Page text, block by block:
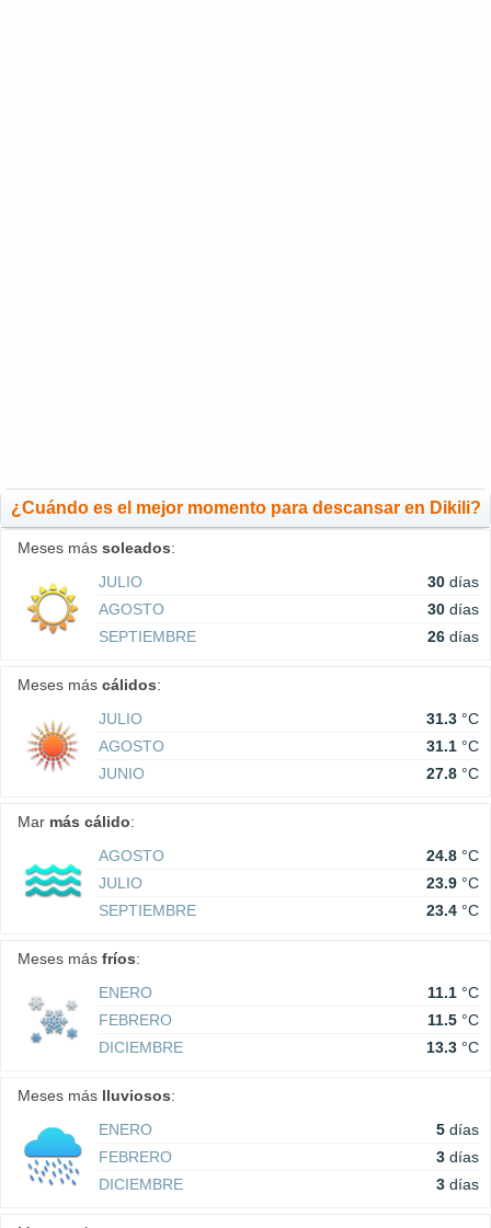
¿Cuándo es el mejor momento para descansar en Dikili?
Meses más soleados:
JULIO
30 días
AGOSTO
30 días
SEPTIEMBRE
26 días
Meses más cálidos:
JULIO
31.3 °C
AGOSTO
31.1 °C
JUNIO
27.8 °C
Mar más cálido:
AGOSTO
24.8 °C
JULIO
23.9 °C
SEPTIEMBRE
23.4 °C
Meses más fríos:
ENERO
11.1 °C
FEBRERO
11.5 °C
DICIEMBRE
13.3 °C
Meses más lluviosos:
ENERO
5 días
FEBRERO
3 días
DICIEMBRE
3 días